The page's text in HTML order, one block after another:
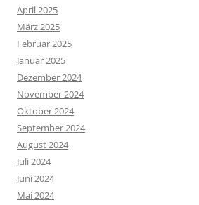
April 2025
März 2025
Februar 2025
Januar 2025
Dezember 2024
November 2024
Oktober 2024
September 2024
August 2024
Juli 2024
Juni 2024
Mai 2024